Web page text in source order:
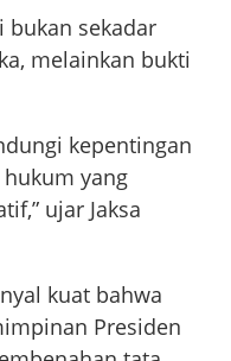
bukan sekadar
melainkan bukti
kepentingan
yang
ujar Jaksa
kuat bahwa
Presiden